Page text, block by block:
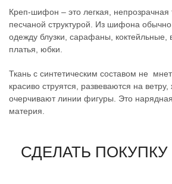
Креп-шифон – это легкая, непрозрачная
песчаной структурой. Из шифона
одежду блузки, сарафаны, коктейльные,
платья, юбки.
Ткань с синтетическим составом не
красиво струятся, развеваются на
очерчивают линии фигуры. Это
материя.
СДЕЛАТЬ